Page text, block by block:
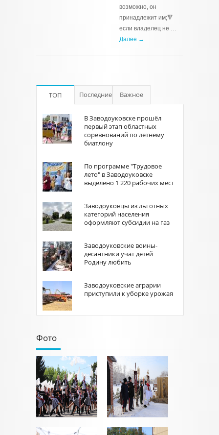
возможно, он
принадлежит им;🔻
если владелец не …
Далее →
ТОП Последние Важное
В Заводоуковске прошёл
первый этап областных
соревнований по летнему
биатлону
По программе "Трудовое
лето" в Заводоуковске
выделено 1 220 рабочих мест
Заводоуковцы из льготных
категорий населения
оформляют субсидии на газ
Заводоуковские воины-
десантники учат детей
Родину любить
Заводоуковские аграрии
приступили к уборке урожая
Фото